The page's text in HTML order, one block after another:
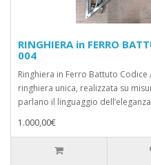
RINGHIERA in FERRO
004
Ringhiera in Ferro Battuto
ringhiera unica, realizzata su
parlano il linguaggio
1.000,00€